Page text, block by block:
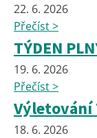
22. 6. 2026
Přečíst >
TÝDEN
19. 6. 2026
Přečíst >
Výletování
18. 6. 2026